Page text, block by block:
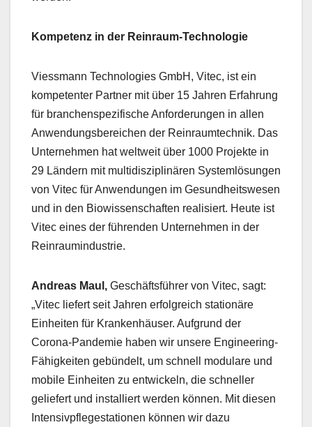
Kompetenz in der Reinraum-Technologie
Viessmann Technologies GmbH, Vitec, ist ein
kompetenter Partner mit über 15 Jahren Erfahrung
für branchenspezifische Anforderungen in allen
Anwendungsbereichen der Reinraumtechnik. Das
Unternehmen hat weltweit über 1000 Projekte in
29 Ländern mit multidisziplinären Systemlösungen
von Vitec für Anwendungen im Gesundheitswesen
und in den Biowissenschaften realisiert. Heute ist
Vitec eines der führenden Unternehmen in der
Reinraumindustrie.
Andreas Maul, Geschäftsführer von Vitec, sagt:
„Vitec liefert seit Jahren erfolgreich stationäre
Einheiten für Krankenhäuser. Aufgrund der
Corona-Pandemie haben wir unsere Engineering-
Fähigkeiten gebündelt, um schnell modulare und
mobile Einheiten zu entwickeln, die schneller
geliefert und installiert werden können. Mit diesen
Intensivpflegestationen können wir dazu